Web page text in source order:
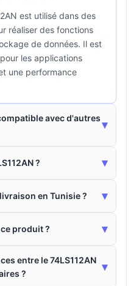
est utilisé dans des
réaliser des fonctions
de données. Il est
les applications
une performance
avec d'autres
▾
? ▾
en Tunisie ? ▾
produit ? ▾
entre le 74LS112AN
?
▾